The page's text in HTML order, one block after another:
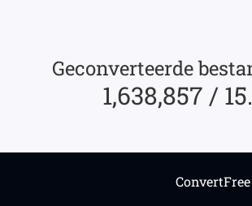
Geconverteerde
1,638,857 /